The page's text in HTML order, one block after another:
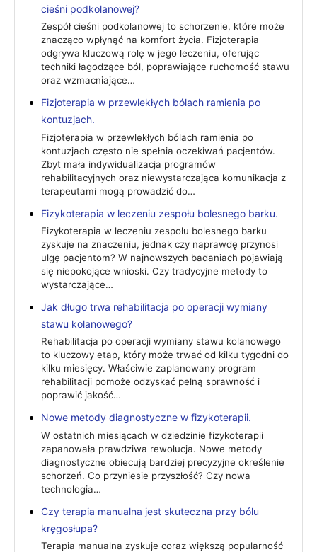
cieśni podkolanowej?
Zespół cieśni podkolanowej to schorzenie, które może
znacząco wpłynąć na komfort życia. Fizjoterapia
odgrywa kluczową rolę w jego leczeniu, oferując
techniki łagodzące ból, poprawiające ruchomość stawu
oraz wzmacniające…
Fizjoterapia w przewlekłych bólach ramienia po
kontuzjach.
Fizjoterapia w przewlekłych bólach ramienia po
kontuzjach często nie spełnia oczekiwań pacjentów.
Zbyt mała indywidualizacja programów
rehabilitacyjnych oraz niewystarczająca komunikacja z
terapeutami mogą prowadzić do…
Fizykoterapia w leczeniu zespołu bolesnego barku.
Fizykoterapia w leczeniu zespołu bolesnego barku
zyskuje na znaczeniu, jednak czy naprawdę przynosi
ulgę pacjentom? W najnowszych badaniach pojawiają
się niepokojące wnioski. Czy tradycyjne metody to
wystarczające…
Jak długo trwa rehabilitacja po operacji wymiany
stawu kolanowego?
Rehabilitacja po operacji wymiany stawu kolanowego
to kluczowy etap, który może trwać od kilku tygodni do
kilku miesięcy. Właściwie zaplanowany program
rehabilitacji pomoże odzyskać pełną sprawność i
poprawić jakość…
Nowe metody diagnostyczne w fizykoterapii.
W ostatnich miesiącach w dziedzinie fizykoterapii
zapanowała prawdziwa rewolucja. Nowe metody
diagnostyczne obiecują bardziej precyzyjne określenie
schorzeń. Co przyniesie przyszłość? Czy nowa
technologia…
Czy terapia manualna jest skuteczna przy bólu
kręgosłupa?
Terapia manualna zyskuje coraz większą popularność